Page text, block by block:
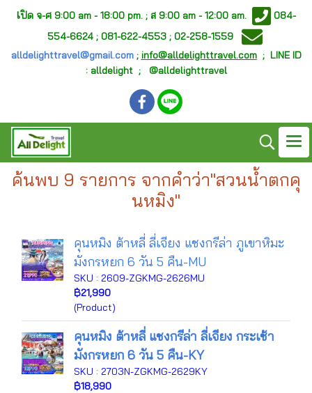
เปิด จ-ศ 9:00 am - 18:00 pm. ; ส 9:00 am - 12:00 am.
084-
554-6624 ; 081-622-4553 ; 02-258-1559
alldelighttravel@gmail.com; info@alldelighttravel.com; LINE ID
: alldelight ; @alldelighttravel
ค้นพบ 9 รายการ จากคำว่า"สวนน้ำตกคุ
นหมิง"
คุนหมิง ต้าหลี่ ลี่เจียง แชงกรีล่า ภูเขาหิมะ
มังกรหยก 6 วัน 5 คืน-MU
SKU : 2609-ZGKMG-2626MU
฿21,990
(Product)
คุนหมิง ต้าหลี่ แชงกรีล่า ลี่เจียง กระเช้า
มังกรหยก 6 วัน 5 คืน-KY
SKU : 2703N-ZGKMG-2629KY
฿18,990